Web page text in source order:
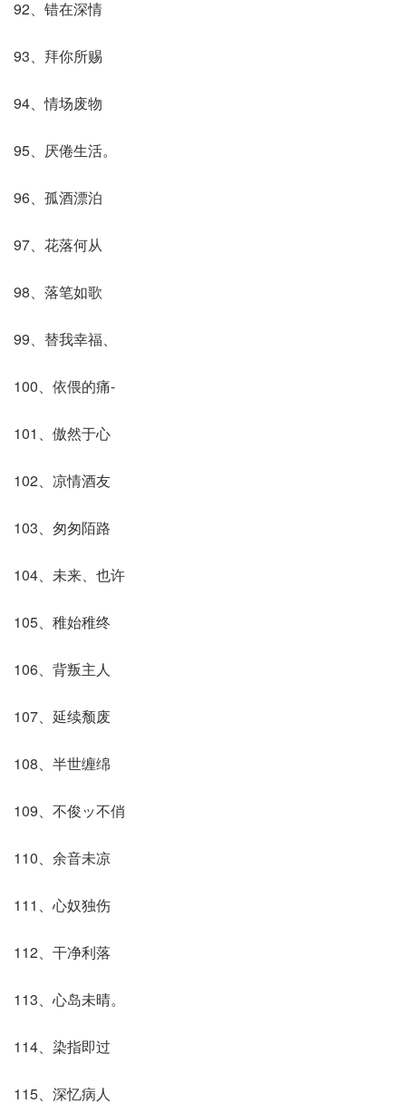
92、错在深情
93、拜你所赐
94、情场废物
95、厌倦生活。
96、孤酒漂泊
97、花落何从
98、落笔如歌
99、替我幸福、
100、依偎的痛-
101、傲然于心
102、凉情酒友
103、匆匆陌路
104、未来、也许
105、稚始稚终
106、背叛主人
107、延续颓废
108、半世缠绵
109、不俊ッ不俏
110、余音未凉
111、心奴独伤
112、干净利落
113、心岛未晴。
114、染指即过
115、深忆病人